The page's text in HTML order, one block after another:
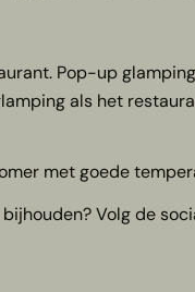
Pop-up
als het
met goede
Volg de